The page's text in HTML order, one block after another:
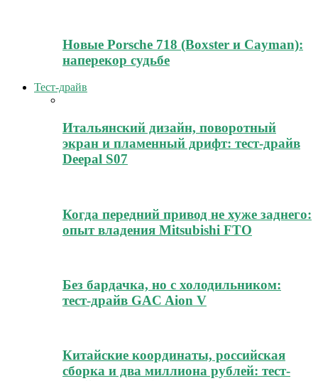
Новые Porsche 718 (Boxster и Cayman):
наперекор судьбе
Тест-драйв
Итальянский дизайн, поворотный
экран и пламенный дрифт: тест-драйв
Deepal S07
Когда передний привод не хуже заднего:
опыт владения Mitsubishi FTO
Без бардачка, но с холодильником:
тест-драйв GAC Aion V
Китайские координаты, российская
сборка и два миллиона рублей: тест-